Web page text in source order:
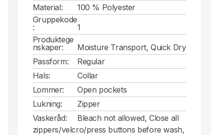
Material:
100 % Polyester
Gruppekode
:
1
Produktege
nskaper:
Moisture Transport, Quick Dry
Passform:
Regular
Hals:
Collar
Lommer:
Open pockets
Lukning:
Zipper
Vaskeråd:
Bleach not allowed, Close all
zippers/velcro/press buttons before wash,